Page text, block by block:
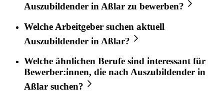
Auszubildender in Aßlar zu bewerben?
Welche Arbeitgeber suchen aktuell
Auszubildender in Aßlar?
Welche ähnlichen Berufe sind interessant für
Bewerber:innen, die nachAuszubildender in
Aßlar suchen?